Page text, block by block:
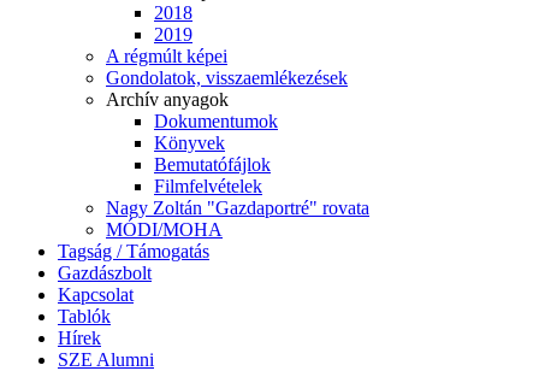
2018
2019
A régmúlt képei
Gondolatok, visszaemlékezések
Archív anyagok
Dokumentumok
Könyvek
Bemutatófájlok
Filmfelvételek
Nagy Zoltán "Gazdaportré" rovata
MÓDI/MOHA
Tagság / Támogatás
Gazdászbolt
Kapcsolat
Tablók
Hírek
SZE Alumni